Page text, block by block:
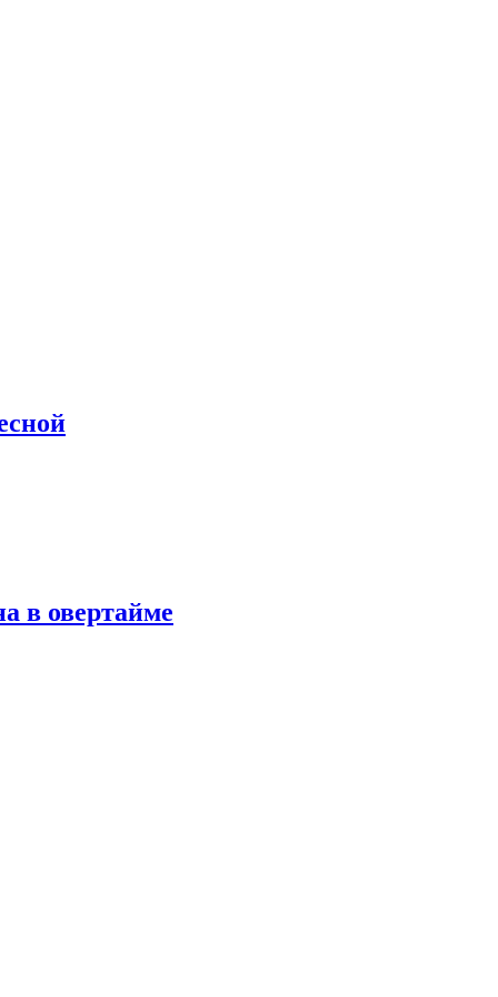
в овертайме